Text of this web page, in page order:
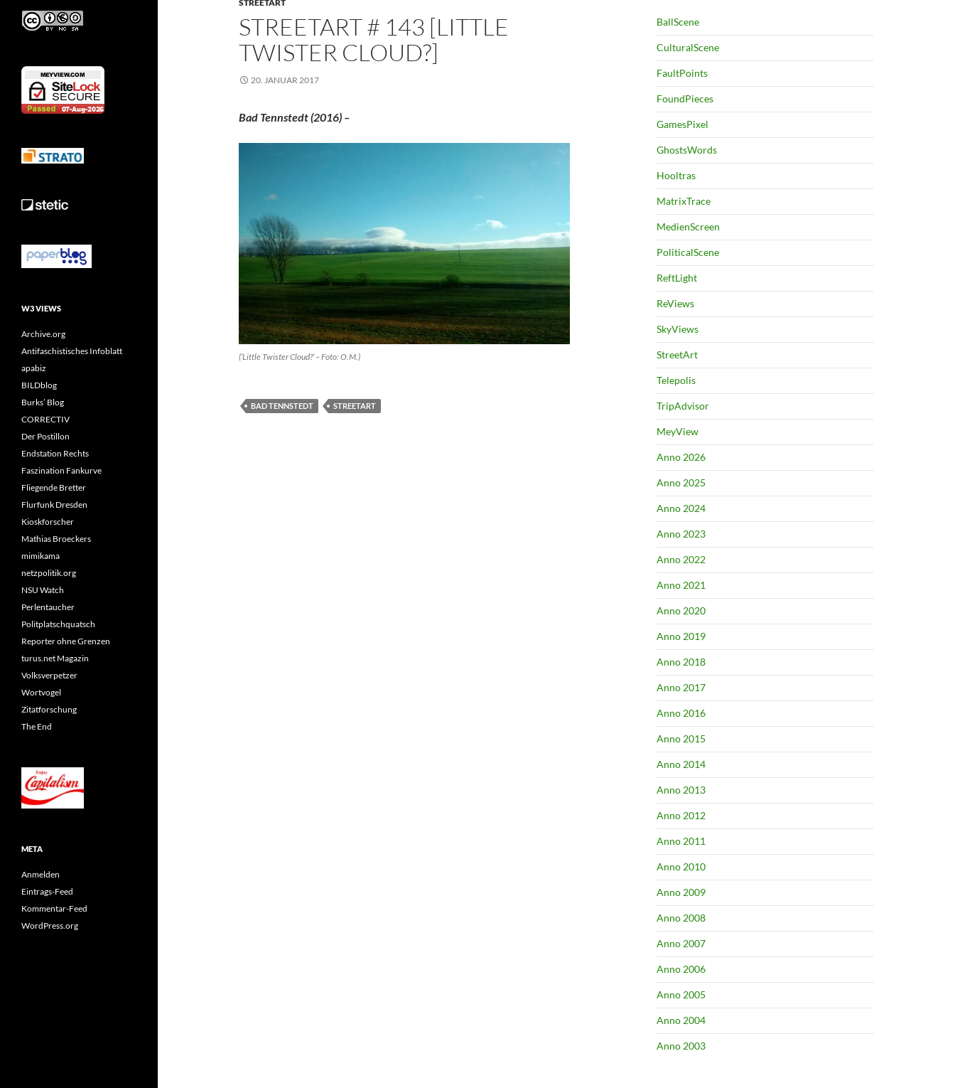
STREETART
STREETART # 143 [LITTLE
TWISTER CLOUD?]
20. JANUAR 2017
Bad Tennstedt (2016) –
(’Little Twister Cloud?’ – Foto: O.M.)
BAD TENNSTEDT STREETART
BallScene
CulturalScene
FaultPoints
FoundPieces
GamesPixel
GhostsWords
Hooltras
MatrixTrace
MedienScreen
PoliticalScene
ReftLight
ReViews
SkyViews
StreetArt
Telepolis
TripAdvisor
MeyView
Anno 2026
Anno 2025
Anno 2024
Anno 2023
Anno 2022
Anno 2021
Anno 2020
Anno 2019
Anno 2018
Anno 2017
Anno 2016
Anno 2015
Anno 2014
Anno 2013
Anno 2012
Anno 2011
Anno 2010
Anno 2009
Anno 2008
Anno 2007
Anno 2006
Anno 2005
Anno 2004
Anno 2003
W3 VIEWS
Archive.org
Antifaschistisches Infoblatt
apabiz
BILDblog
Burks’ Blog
CORRECTIV
Der Postillon
Endstation Rechts
Faszination Fankurve
Fliegende Bretter
Flurfunk Dresden
Kioskforscher
Mathias Broeckers
mimikama
netzpolitik.org
NSU Watch
Perlentaucher
Politplatschquatsch
Reporter ohne Grenzen
turus.net Magazin
Volksverpetzer
Wortvogel
Zitatforschung
The End
META
Anmelden
Eintrags-Feed
Kommentar-Feed
WordPress.org